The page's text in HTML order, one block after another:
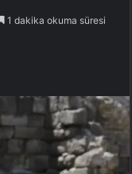
1 dakika okuma süresi